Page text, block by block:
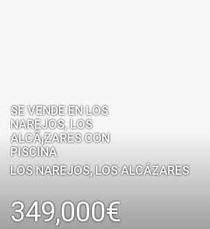
SE VENDE EN LOS
NAREJOS, LOS
ALCÃ¡ZARES CON
PISCINA
LOS NAREJOS, LOS ALCÁZARES
349,000€